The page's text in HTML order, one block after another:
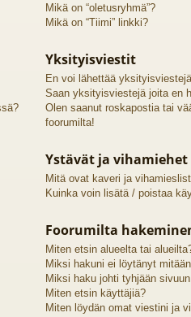
Mikä on “oletusryhmä”?
Mikä on “Tiimi” linkki?
Yksityisviestit
En voi lähettää
Saan yksityisviestejä joita en
Olen saanut roskapostia tai
foorumilta!
Ystävät ja vihamiehet
Mitä ovat kaveri ja
Kuinka voin lisätä / poistaa
Foorumilta
Miten etsin alueelta tai
Miksi hakuni ei löytänyt
Miksi haku johti tyhjään
Miten etsin käyttäjiä?
Miten löydän omat viestini ja